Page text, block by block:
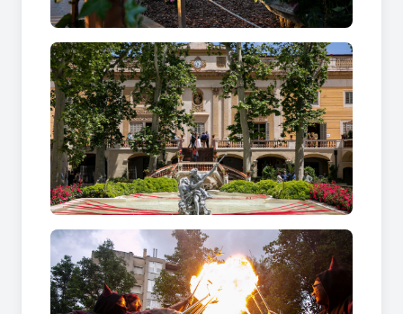
veure i olorar més de 10.000 roses (entre roses
més de 250 varietats diferents. Com ja és
habitual, hi ha roses procedents de diferents
punts de Catalunya, Espanya, Europa i de la resta
del món.
Més informació